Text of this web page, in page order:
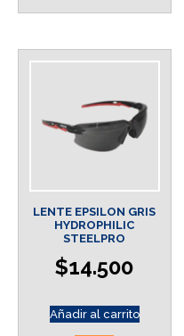
LENTE EPSILON GRIS
HYDROPHILIC
STEELPRO
$14.500
Añadir al carrito